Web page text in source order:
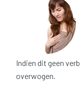
Indien dit geen
overwogen.